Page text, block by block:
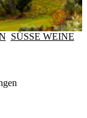
SÜSSE WEINE